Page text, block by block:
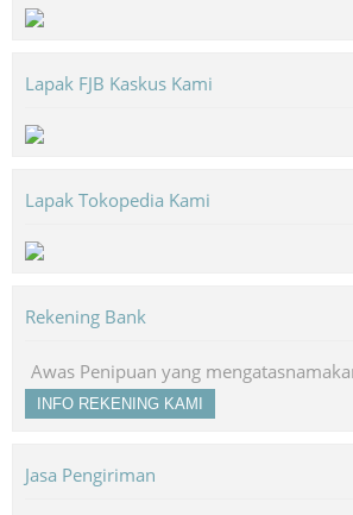
Lapak FJB Kaskus Kami
Lapak Tokopedia Kami
Rekening Bank
Awas Penipuan yang
INFO REKENING KAMI
Jasa Pengiriman